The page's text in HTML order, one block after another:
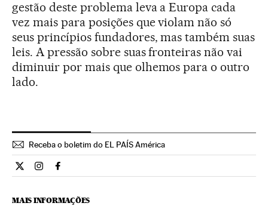
gestão deste problema leva a Europa cada
vez mais para posições que violam não só
seus princípios fundadores, mas também suas
leis. A pressão sobre suas fronteiras não vai
diminuir por mais que olhemos para o outro
lado.
Receba o boletim do EL PAÍS América
Opiniao El País Brasil en Twitter
Opiniao El País Brasil en Instagram
Opiniao El País Brasil en Facebook
MAIS INFORMAÇÕES